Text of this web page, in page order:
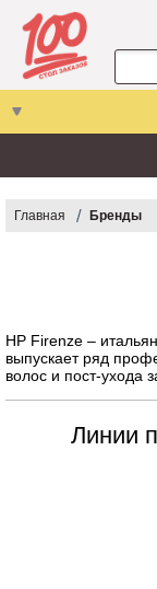
Главная Бренды
HP Firenze –
выпускает ряд
волос и пост-ухода
Линии